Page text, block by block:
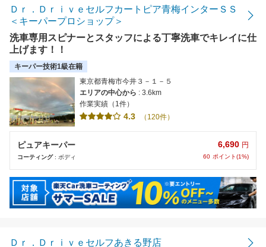
Ｄｒ．Ｄｒｉｖｅセルフカートピア青梅インターＳＳ
＜キーパープロショップ＞
洗車専用スピナーとスタッフによる丁寧洗車でキレイに仕
上げます！！
キーパー技術1級在籍
東京都青梅市今井３－１－５
エリアの中心から : 3.6km
作業実績（1件）
4.3 （120件）
ピュアキーパー
コーティング: ボディ
6,690 円
60 ポイント(1%)
Ｄｒ．Ｄｒｉｖｅセルフあきる野店